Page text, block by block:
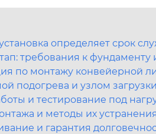
определяет срок
требования к фундаменту
по монтажу конвейерной
подогрева и узлом
и тестирование под
и методы их устранения
и гарантия